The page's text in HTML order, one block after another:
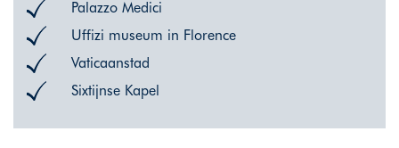
Palazzo Medici
Uffizi museum in Florence
Vaticaanstad
Sixtijnse Kapel